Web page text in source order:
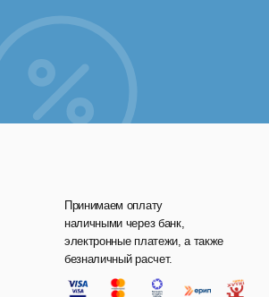
Принимаем оплату
наличными через банк,
электронные платежи, а также
безналичный расчет.